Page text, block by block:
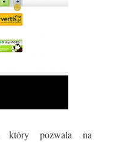
który pozwala na